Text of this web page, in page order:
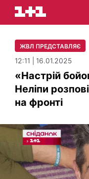
ЖВЛ ПРЕДСТАВЛЯЄ
12:11 | 16.01.2025
«Настрій
Неліпи
на фронті